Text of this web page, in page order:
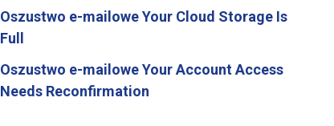
Oszustwo e-mailowe Your Cloud Storage Is
Full
Oszustwo e-mailowe Your Account Access
Needs Reconfirmation